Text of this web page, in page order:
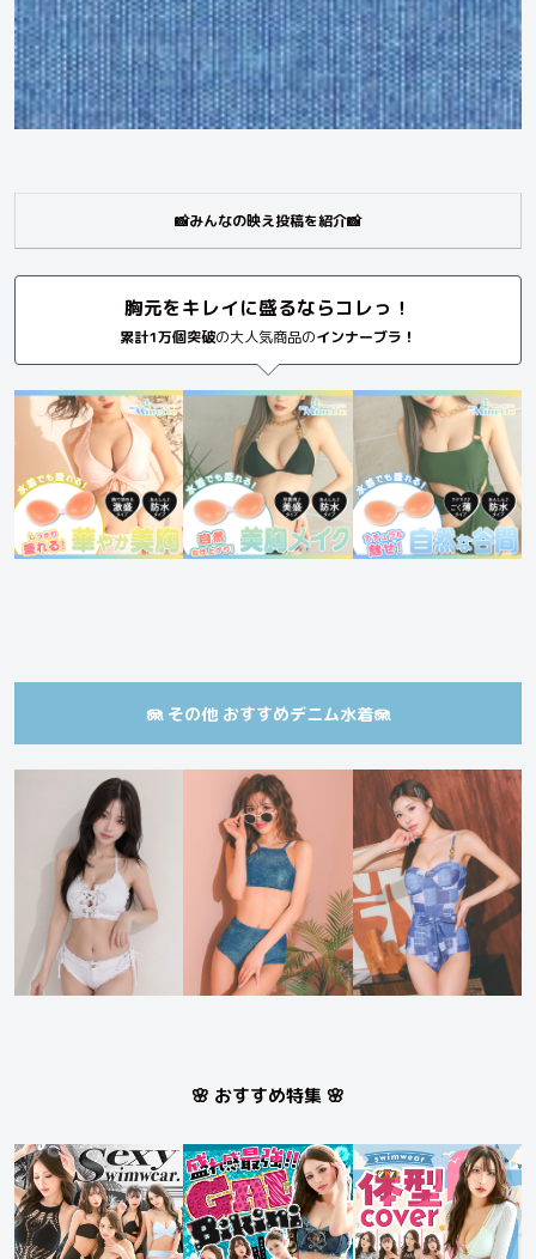
📸みんなの映え投稿を紹介📸
胸元をキレイに盛るならコレっ！
累計1万個突破の大人気商品のインナーブラ！
🪼 その他 おすすめデニム水着🪼
🌸 おすすめ特集 🌸